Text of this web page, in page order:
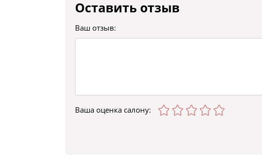
Оставить отзыв
Ваш отзыв:
Ваша оценка салону: